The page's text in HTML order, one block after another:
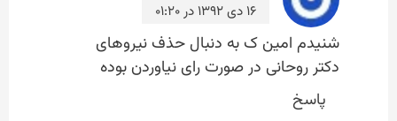
۱۶ دی ۱۳۹۲ در ۰۱:۲۰
شنیدم امین ک به دنبال حذف نیروهای
دکتر روحانی در صورت رای نیاوردن بوده
پاسخ